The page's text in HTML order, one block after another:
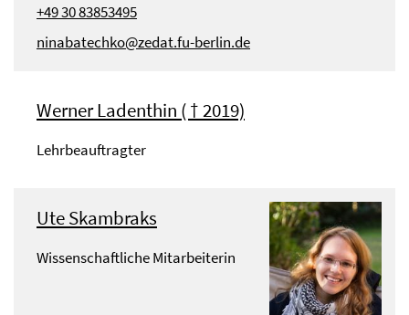
+49 30 83853495
ninabatechko@zedat.fu-berlin.de
Werner Ladenthin ( † 2019)
Lehrbeauftragter
Ute Skambraks
Wissenschaftliche Mitarbeiterin